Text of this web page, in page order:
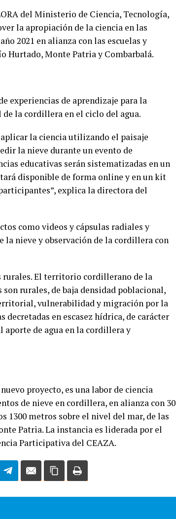
del Ministerio de Ciencia, Tecnología,
la apropiación de la ciencia en las
2021 en alianza con las escuelas y
Hurtado, Monte Patria y Combarbalá.
experiencias de aprendizaje para la
la cordillera en el ciclo del agua.
la ciencia utilizando el paisaje
la nieve durante un evento de
educativas serán sistematizadas en un
disponible de forma online y en un kit
explica la directora del
como videos y cápsulas radiales y
la nieve y observación de la cordillera con
rurales. El territorio cordillerano de la
rurales, de baja densidad poblacional,
vulnerabilidad y migración por la
decretadas en escasez hídrica, de carácter
aporte de agua en la cordillera y
proyecto, es una labor de ciencia
de nieve en cordillera, en alianza con 30
1300 metros sobre el nivel del mar, de las
Patria. La instancia es liderada por el
Participativa del CEAZA.